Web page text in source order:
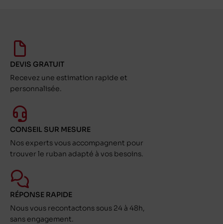
DEVIS GRATUIT
Recevez une estimation rapide et
personnalisée.
CONSEIL SUR MESURE
Nos experts vous accompagnent pour
trouver le ruban adapté à vos besoins.
RÉPONSE RAPIDE
Nous vous recontactons sous 24 à 48h,
sans engagement.